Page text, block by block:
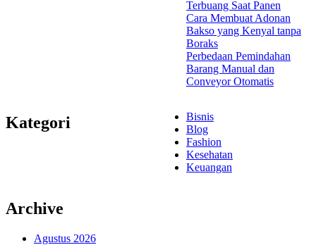
Terbuang Saat Panen
Cara Membuat Adonan
Bakso yang Kenyal tanpa
Boraks
Perbedaan Pemindahan
Barang Manual dan
Conveyor Otomatis
Kategori
Bisnis
Blog
Fashion
Kesehatan
Keuangan
Archive
Agustus 2026